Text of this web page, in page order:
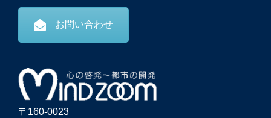
お問い合わせ
〒160-0023